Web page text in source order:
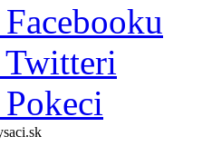
Twitteri